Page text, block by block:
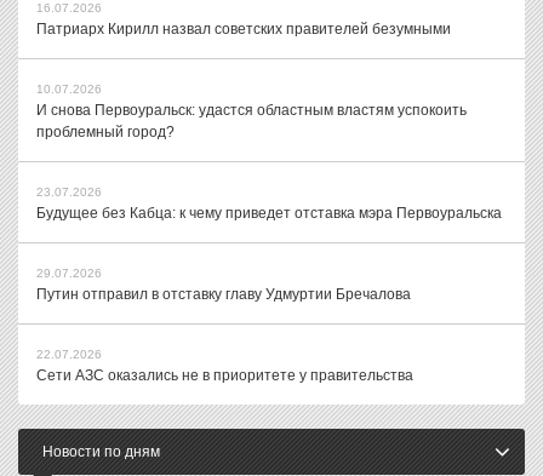
16.07.2026
Патриарх Кирилл назвал советских правителей безумными
10.07.2026
И снова Первоуральск: удастся областным властям успокоить
проблемный город?
23.07.2026
Будущее без Кабца: к чему приведет отставка мэра Первоуральска
29.07.2026
Путин отправил в отставку главу Удмуртии Бречалова
22.07.2026
Сети АЗС оказались не в приоритете у правительства
Новости по дням